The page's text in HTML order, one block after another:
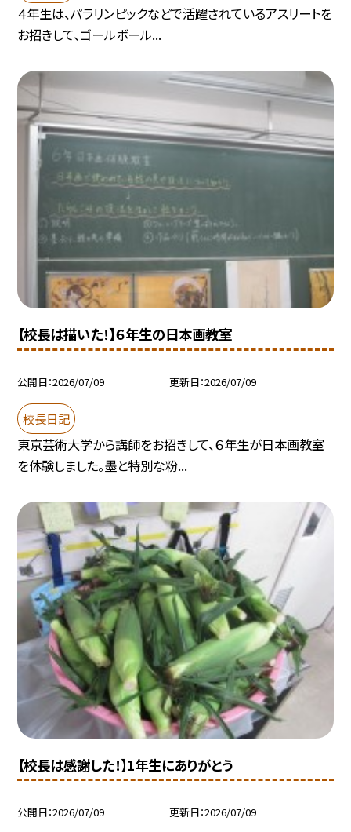
４年生は、パラリンピックなどで活躍されているアスリートを
お招きして、ゴールボール...
【校長は描いた！】６年生の日本画教室
公開日 2026/07/09 更新日 2026/07/09
校長日記
東京芸術大学から講師をお招きして、６年生が日本画教室
を体験しました。墨と特別な粉...
【校長は感謝した！】1年生にありがとう
公開日 2026/07/09 更新日 2026/07/09